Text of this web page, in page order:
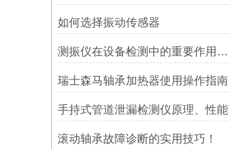
如何选择振动传感器
测振仪在设备检测中的重要作用之简析
瑞士森马轴承加热器使用操作指南
手持式管道泄漏检测仪原理、性能
滚动轴承故障诊断的实用技巧！